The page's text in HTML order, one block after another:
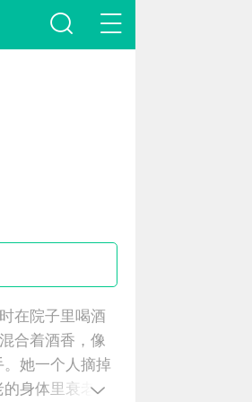
在院子里喝酒
合着酒香，像
她一个人摘掉
身体里衰老的